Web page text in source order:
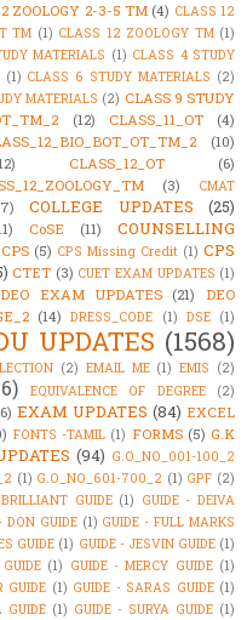
ZOOLOGY 2-3-5 TM (4) CLASS 12
TM (1) CLASS 12 ZOOLOGY TM (1)
MATERIALS (1) CLASS 4 STUDY
(1) CLASS 6 STUDY MATERIALS (2)
MATERIALS (2) CLASS 9 STUDY
(12) CLASS_11_OT
(4)
(10)
CLASS_12_OT
(6)
(3)
CMAT
COLLEGE UPDATES (25)
CoSE (11)
COUNSELLING
CPS (5) CPS Missing Credit (1) CPS
CTET (3) CUET EXAM UPDATES (1)
DEO EXAM UPDATES (21)
DEO
(14) DRESS_CODE (1) DSE (1)
UPDATES (1568)
(2) EMAIL ME (1) EMIS (2)
EQUIVALENCE OF DEGREE (2)
EXAM UPDATES (84) EXCEL
FONTS -TAMIL (1) FORMS (5) G.K
(94) G.O_NO_001-100_2
(1) G.O_NO_601-700_2 (1) GPF (2)
GUIDE (1) GUIDE - DEIVA
DON GUIDE (1) GUIDE - FULL MARKS
GUIDE (1) GUIDE - JESVIN GUIDE (1)
(1) GUIDE - MERCY GUIDE (1)
GUIDE (1) GUIDE - SARAS GUIDE (1)
GUIDE (1) GUIDE - SURYA GUIDE (1)